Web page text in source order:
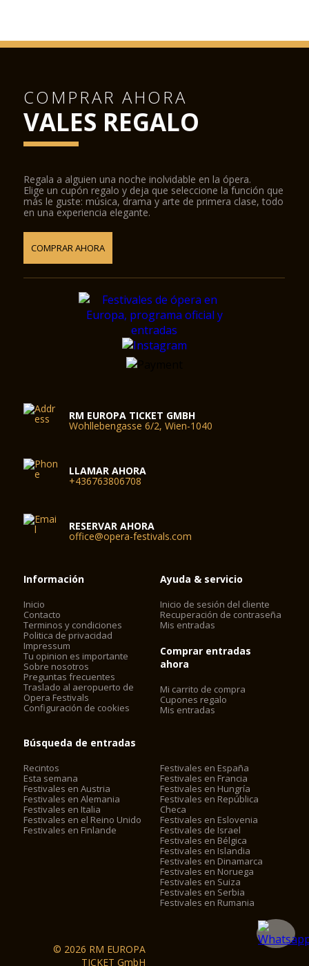
COMPRAR AHORA
VALES REGALO
Regala a alguien una noche inolvidable en la ópera.
Elige un cupón regalo y deja que seleccione la función que
más le guste: música, drama y arte de primera clase, todo
en una experiencia elegante.
COMPRAR AHORA
RM EUROPA TICKET GMBH
Wohllebengasse 6/2, Wien-1040
LLAMAR AHORA
+436763806708
RESERVAR AHORA
office@opera-festivals.com
Información
Inicio
Contacto
Terminos y condiciones
Politica de privacidad
Impressum
Tu opinion es importante
Sobre nosotros
Preguntas frecuentes
Traslado al aeropuerto de
Opera Festivals
Configuración de cookies
Ayuda & servicio
Inicio de sesión del cliente
Recuperación de contraseña
Mis entradas
Comprar entradas
ahora
Mi carrito de compra
Cupones regalo
Mis entradas
Búsqueda de entradas
Recintos
Esta semana
Festivales en Austria
Festivales en Alemania
Festivales en Italia
Festivales en el Reino Unido
Festivales en Finlande
Festivales en España
Festivales en Francia
Festivales en Hungría
Festivales en República
Checa
Festivales en Eslovenia
Festivales de Israel
Festivales en Bélgica
Festivales en Islandia
Festivales en Dinamarca
Festivales en Noruega
Festivales en Suiza
Festivales en Serbia
Festivales en Rumania
© 2026 RM EUROPA
TICKET GmbH